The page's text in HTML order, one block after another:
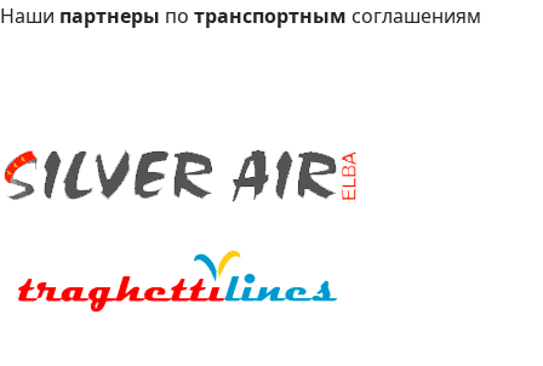
Наши партнеры по транспортным соглашениям